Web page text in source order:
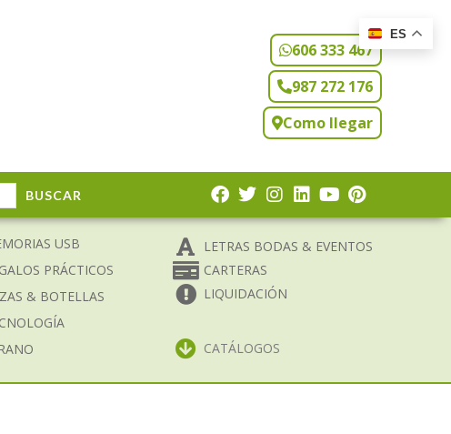
606 333 467
987 272 176
Como llegar
BUSCAR
USB
PRÁCTICOS
& BOTELLAS
LETRAS BODAS & EVENTOS
CARTERAS
LIQUIDACIÓN
CATÁLOGOS
ES